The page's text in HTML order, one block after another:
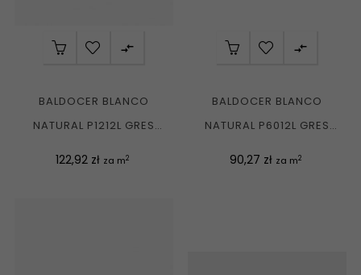

BALDOCER BLANCO
NATURAL P1212L GRES
Cena
122,92 zł za m2

BALDOCER BLANCO
NATURAL P6012L GRES
Cena
90,27 zł za m2